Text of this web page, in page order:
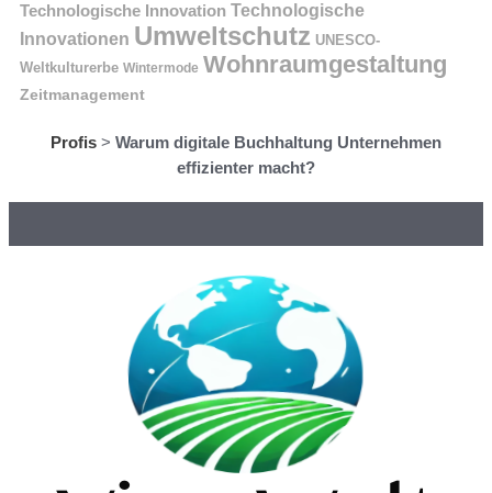
Technologische Innovation Technologische
Innovationen Umweltschutz UNESCO-
Weltkulturerbe Wintermode Wohnraumgestaltung
Zeitmanagement
Profis > Warum digitale Buchhaltung Unternehmen
effizienter macht?